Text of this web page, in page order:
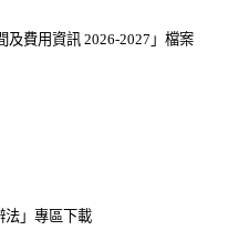
及費用資訊 2026-2027 」檔案
法」專區下載